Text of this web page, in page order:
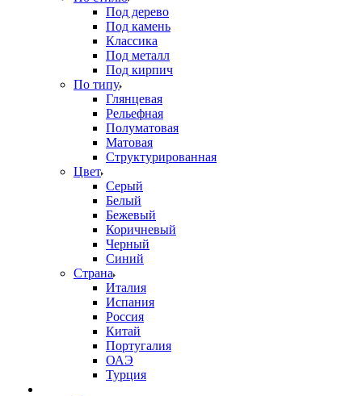
Под дерево
Под камень
Классика
Под металл
Под кирпич
По типу
Глянцевая
Рельефная
Полуматовая
Матовая
Структурированная
Цвет
Серый
Белый
Бежевый
Коричневый
Черный
Синий
Страна
Италия
Испания
Россия
Китай
Португалия
ОАЭ
Турция